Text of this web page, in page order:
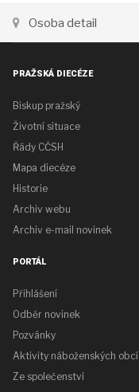
Osoba detail
PRAŽSKÁ DIECÉZE
Biskup pražský
Životní situace
Řády CČSH
Mapa diecéze
Historie
Archiv webu
Archiv e-mail novinek
PORTÁL
Přihlášení
Odběr novinek
Pozvánky
Aktivity náboženských obcí
Ze společenství